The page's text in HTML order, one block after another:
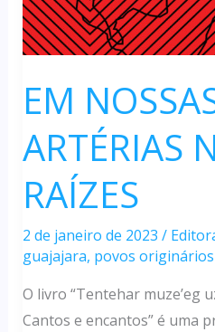
EM
ARTÉRIAS
RAÍZES
2 de janeiro de 2023 /
guajajara, povos originários
O livro “Tentehar muze’eg
Cantos e encantos” é uma